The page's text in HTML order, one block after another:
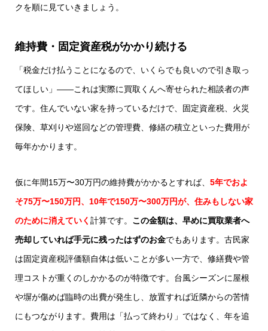
クを順に見ていきましょう。
維持費・固定資産税がかかり続ける
「税金だけ払うことになるので、いくらでも良いので引き取っ
てほしい」――これは実際に買取くんへ寄せられた相談者の声
です。住んでいない家を持っているだけで、固定資産税、火災
保険、草刈りや巡回などの管理費、修繕の積立といった費用が
毎年かかります。
仮に年間15万〜30万円の維持費がかかるとすれば、 5年でおよ
そ75万〜150万円、10年で150万〜300万円が、住みもしない家
のために消えていく 計算です。 この金額は、早めに買取業者へ
売却していれば手元に残ったはずのお金でもあります。古民家
は固定資産税評価額自体は低いことが多い一方で、修繕費や管
理コストが重くのしかかるのが特徴です。台風シーズンに屋根
や塀が傷めば臨時の出費が発生し、放置すれば近隣からの苦情
にもつながります。費用は「払って終わり」ではなく、年を追